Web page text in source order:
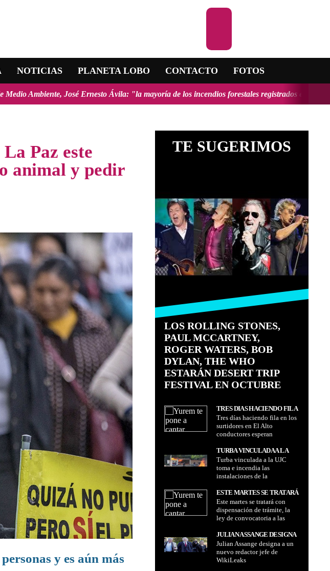
NOTICIAS PLANETA LOBO CONTACTO FOTOS
Ernesto Ávila: "la mayoría de los incendios forestales registrados en el país fueron
Paz este
animal y pedir
y es aún más
TE SUGERIMOS
LOS ROLLING STONES,
PAUL MCCARTNEY,
ROGER WATERS, BOB
DYLAN, THE WHO
ESTARÁN DESERT TRIP
FESTIVAL EN OCTUBRE
TRES DÍAS HACIENDO FILA
EN LOS SURTIDORES EN EL
ALTO CONDUCTORES
ESPERAN RESPUESTAS
Tres días haciendo fila en los
surtidores en El Alto
conductores esperan
TURBA VINCULADA A LA
UJC TOMA E INCENDIA LAS
INSTALACIONES DE LA
FEDERACIÓN ÚNICA DE
CAMPESINOS DE SANTA
CRUZ
Turba vinculada a la UJC
toma e incendia las
instalaciones de la
Trabajadores Campesinos de
Santa Cruz
ESTE MARTES SE TRATARÁ
CON DISPENSACIÓN DE
TRÁMITE, LA LEY DE
CONVOCATORIA A LAS
SUBNACIONALES 2026,
CONFIRMÓ EL
VICEMINISTRO DE
Este martes se tratará con
dispensación de trámite, la
ley de convocatoria a las
2026, confirmó el
viceministro de Coordinación
Legislativa
JULIAN ASSANGE DESIGNA
A UN NUEVO REDACTOR
JEFE DE WIKILEAKS
Julian Assange designa a un
nuevo redactor jefe de
WikiLeaks